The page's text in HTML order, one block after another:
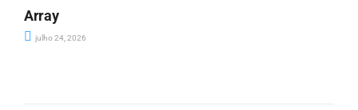
Array
julho 24, 2026